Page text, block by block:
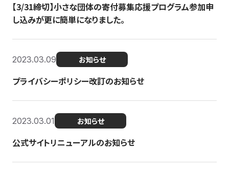
【3/31締切】小さな団体の寄付募集応援プログラム参加申
し込みが更に簡単になりました。
2023.03.09 お知らせ
プライバシーポリシー改訂のお知らせ
2023.03.01 お知らせ
公式サイトリニューアルのお知らせ